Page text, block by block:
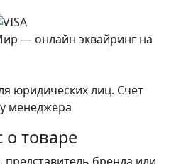
— онлайн эквайринг на
юридических лиц. Счет
менеджера
о товаре